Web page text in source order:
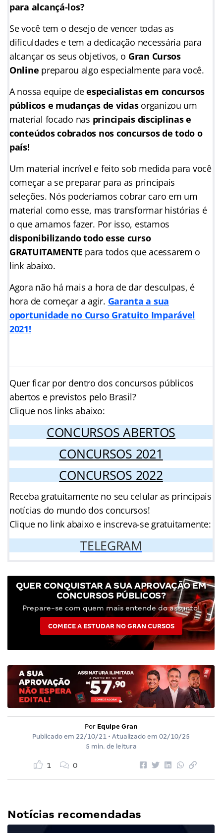
para alcançá-los?
Se você tem o desejo de vencer todas as
dificuldades e tem a dedicação necessária para
alcançar os seus objetivos, o Gran Cursos
Online preparou algo especialmente para você.
A nossa equipe deespecialistas em concursos
públicos e mudanças de vidasorganizou um
material focado nas principais disciplinas e
conteúdos cobrados nos concursos de todo o
país!
Um material incrível e feito sob medida para você
começar a se preparar para as principais
seleções. Nós poderíamos cobrar caro em um
material como esse, mas transformar histórias é
o que amamos fazer. Por isso, estamos
disponibilizando todo esse curso
GRATUITAMENTE para todos que acessarem o
link abaixo.
Agora não há mais a hora de dar desculpas, é
hora de começar a agir. Garanta a sua
oportunidade no Curso Gratuito Imparável
2021!
Quer ficar por dentro dos concursos públicos
abertos e previstos pelo Brasil?
Clique nos links abaixo:
CONCURSOS ABERTOS
CONCURSOS 2021
CONCURSOS 2022
Receba gratuitamente no seu celular as principais
notícias do mundo dos concursos!
Clique no link abaixo e inscreva-se gratuitamente:
TELEGRAM
QUER CONQUISTAR A SUA APROVAÇÃO EM
CONCURSOS PÚBLICOS?
Prepare-se com quem mais entende do assunto!
COMECE A ESTUDAR NO GRAN CURSOS
Por Equipe Gran
Publicado em 22/10/21 • Atualizado em 02/10/25
5 min. de leitura
1 0
Notícias recomendadas